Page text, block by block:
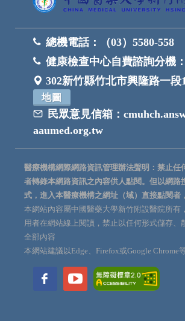
總機電話：
（03）5580-558
健康檢查中心自費諮詢分機：
302新竹縣竹北市興隆路一段
地圖
民眾意見信箱：
aaumed.org.tw
醫療機構網際網路資訊管理辦法聲明：禁止任
者轉錄本網路資訊之內容供人點閱。但以網路
式，進入本醫療機構之網址（域）直接點閱者
本網站內容屬中國醫藥大學新竹附設醫院所有
用者在網站線上閱讀，禁止以任何形式儲存、
全部內容
本網站建議以Edge、Firefox或Google Chrome